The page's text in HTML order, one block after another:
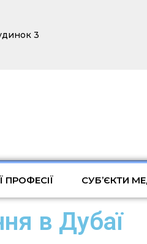
3
СУБ’ЄКТИ
в Дубаї